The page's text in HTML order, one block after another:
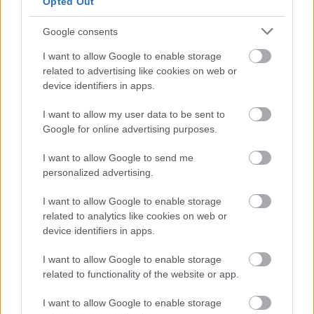
Google consents
I want to allow Google to enable storage
related to advertising like cookies on web or
device identifiers in apps.
I want to allow my user data to be sent to
Google for online advertising purposes.
I want to allow Google to send me
personalized advertising.
I want to allow Google to enable storage
related to analytics like cookies on web or
device identifiers in apps.
I want to allow Google to enable storage
related to functionality of the website or app.
I want to allow Google to enable storage
nálunk, de van még itt móka.
Unmute
Nemrég írtunk nektek arról, hogy mit sikerült varázsolni a
Need for Speed: Undegroundotból
első csodánál! A fénykövető technológia új lendületet
kapott az NVIDIA RTX GPU-k megjelenése után, de
természetesen a ray-tracing csak a legújabb játékok egy
részében lett elérhető opció, valamint néhány címhez
utólag is hegesztettek valamilyen frissítést. A
játéktörténelem kismillió darbja azonban értelemszerűen
kimarad a mókából, legalábbis hivatalosan kimaradt
volna, ha nincsenek olyan külső fejlesztők, akik
lehetőséget adnak ezek felpimpelésére is. Több videós
próbálta ki különböző stílusú és típusú játékokkal Pascal
Ray Tracinget, amely látványosabbá teszi a grafikát a